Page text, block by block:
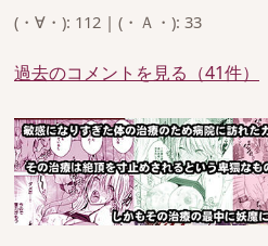
(・∀・): 112 | (・Ａ・): 33
過去のコメントを見る（41件）